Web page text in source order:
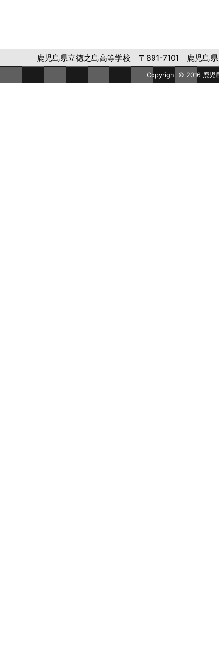
鹿児島県立徳之島高等学校 〒891-7101 鹿児
Copyright © 2016 鹿児